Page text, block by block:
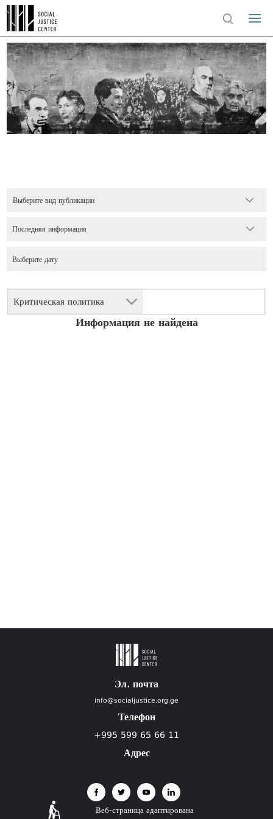
Выберите вид публикации
Критическая политика
Последняя информация
Информация не найдена
Эл. почта
info@socialjustice.org.ge
Телефон
+995 599 65 66 11
Адрес
Веб-страница адаптирована